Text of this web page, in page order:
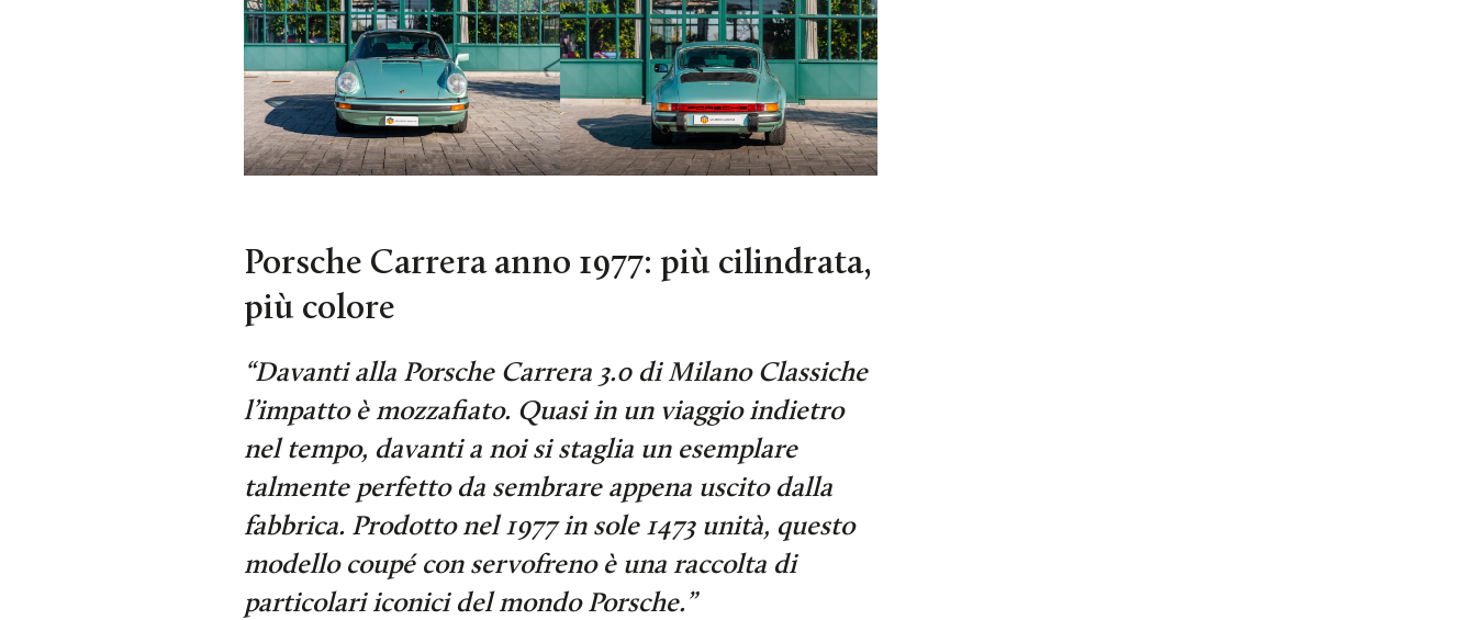
Porsche Carrera anno 1977: più cilindrata,
più colore
“Davanti alla Porsche Carrera 3.0 di Milano Classiche
l’impatto è mozzafiato. Quasi in un viaggio indietro
nel tempo, davanti a noi si staglia un esemplare
talmente perfetto da sembrare appena uscito dalla
fabbrica. Prodotto nel 1977 in sole 1473 unità, questo
modello coupé con servofreno è una raccolta di
particolari iconici del mondo Porsche.”